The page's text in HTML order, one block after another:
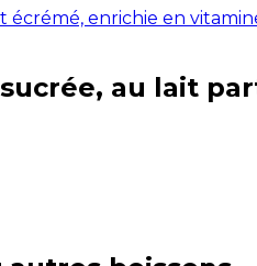
enrichie en
au lait